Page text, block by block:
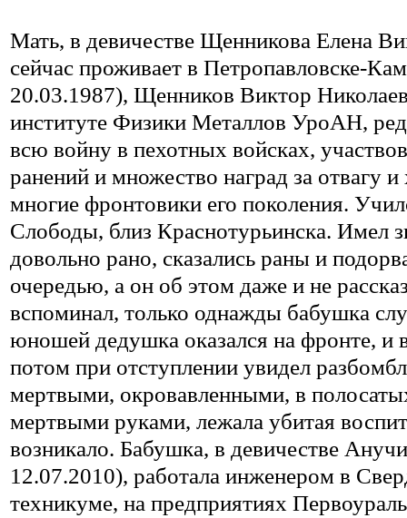
Мать, в девичестве Щенникова Елена
сейчас проживает в Петропавловске-
20.03.1987), Щенников Виктор
институте Физики Металлов УроАН,
всю войну в пехотных войсках,
ранений и множество наград за отвагу
многие фронтовики его поколения.
Слободы, близ Краснотурьинска. Имел
довольно рано, сказались раны и
очередью, а он об этом даже и не
вспоминал, только однажды бабушка
юношей дедушка оказался на фронте, и
потом при отступлении увидел
мертвыми, окровавленными, в
мертвыми руками, лежала убитая
возникало. Бабушка, в девичестве
12.07.2010), работала инженером в
техникуме, на предприятиях